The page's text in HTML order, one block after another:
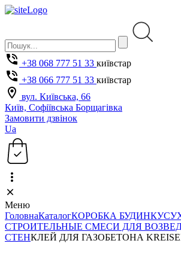
+38 068 777 51 33 київстар
+38 066 777 51 33 київстар
вул. Київська, 66
Київ, Софіївська Борщагівка
Замовити дзвінок
Ua
Меню
ГоловнаКаталогКОРОБКА БУДИНКУ
СТРОИТЕЛЬНЫЕ СМЕСИ ДЛЯ
СТЕНКЛЕЙ ДЛЯ ГАЗОБЕТОНА KREISEL